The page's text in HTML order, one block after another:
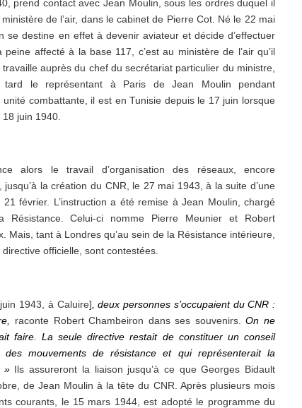
prend contact avec Jean Moulin, sous les ordres duquel il
de l’air, dans le cabinet de Pierre Cot. Né le 22 mai
se destine en effet à devenir aviateur et décide d’effectuer
affecté à la base 117, c’est au ministère de l’air qu’il
travaille auprès du chef du secrétariat particulier du ministre,
le représentant à Paris de Jean Moulin pendant
unité combattante, il est en Tunisie depuis le 17 juin lorsque
juin 1940.
alors le travail d’organisation des réseaux, encore
la création du CNR, le 27 mai 1943, à la suite d’une
février. L’instruction a été remise à Jean Moulin, chargé
Résistance. Celui-ci nomme Pierre Meunier et Robert
Mais, tant à Londres qu’au sein de la Résistance intérieure,
officielle, sont contestées.
1943, à Caluire] , deux personnes s’occupaient du CNR :
raconte Robert Chambeiron dans ses souvenirs.On ne
faire. La seule directive restait de constituer un conseil
des mouvements de résistance et qui représenterait la
»Ils assureront la liaison jusqu’à ce que Georges Bidault
de Jean Moulin à la tête du CNR. Après plusieurs mois
courants, le 15 mars 1944, est adopté le programme du